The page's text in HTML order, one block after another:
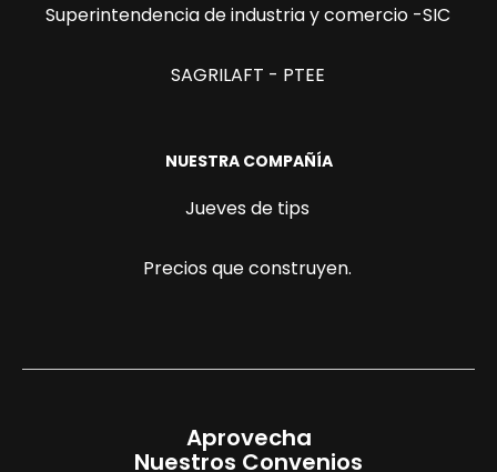
Superintendencia de industria y comercio -SIC
SAGRILAFT - PTEE
NUESTRA COMPAÑÍA
Jueves de tips
Precios que construyen.
Aprovecha
Nuestros Convenios